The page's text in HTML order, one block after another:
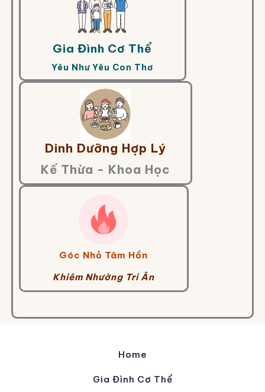
Gia Đình Cơ Thể
Yêu Như Yêu Con Thơ
Dinh Dưỡng Hợp Lý
Kế Thừa - Khoa Học
Góc Nhỏ Tâm Hồn
Khiêm Nhường Tri Ân
Home
Gia Đình Cơ Thể